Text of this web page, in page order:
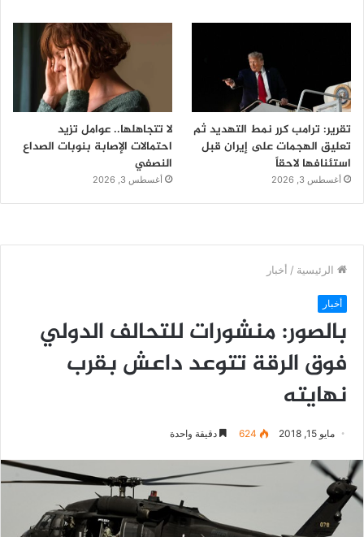
تقرير: ترامب كرر نمط التهديد ثم
تعليق الهجمات على إيران قبل
استئنافها لاحقاً
أغسطس 3, 2026
لا تتجاهلها.. عوامل تزيد
احتمالات الإصابة بنوبات الصداع
النصفي
أغسطس 3, 2026